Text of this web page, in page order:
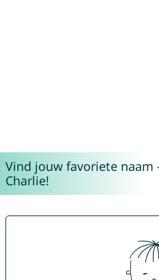
Vind jouw favoriete naam
Charlie!